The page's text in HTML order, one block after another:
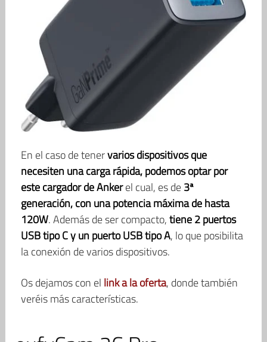
En el caso de tenervarios dispositivos que
necesiten una carga rápida, podemos optar por
este cargador de Ankerel cual, es de3ª
generación, con una potencia máxima de hasta
120W. Además de ser compacto,tiene 2 puertos
USB tipo C y un puerto USB tipo A, lo que posibilita
la conexión de varios dispositivos.
Os dejamos con el link a la oferta, donde también
veréis más características.